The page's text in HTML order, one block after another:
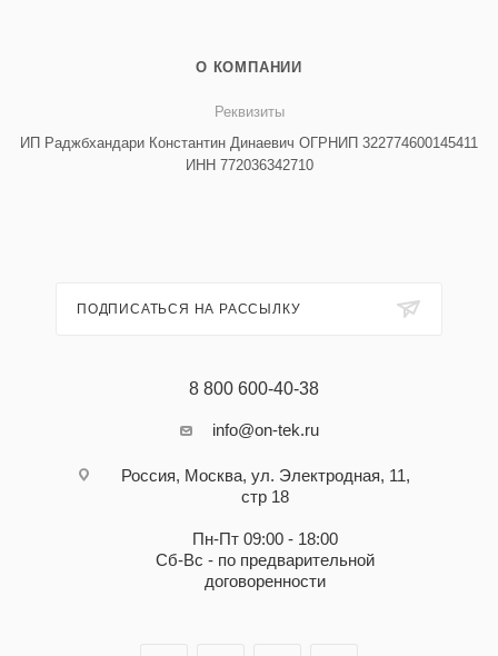
О КОМПАНИИ
Реквизиты
ИП Раджбхандари Константин Динаевич ОГРНИП 322774600145411
ИНН 772036342710
ПОДПИСАТЬСЯ НА РАССЫЛКУ
8 800 600-40-38
info@on-tek.ru
Россия, Москва, ул. Электродная, 11,
стр 18
Пн-Пт 09:00 - 18:00
Сб-Вс - по предварительной
договоренности